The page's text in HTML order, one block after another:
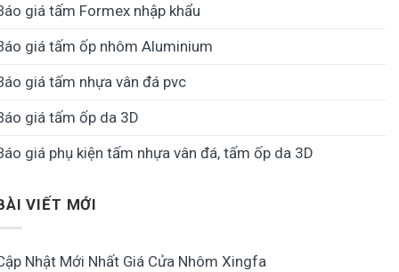
giá tấm Formex nhập khẩu
giá tấm ốp nhôm Aluminium
giá tấm nhựa vân đá pvc
giá tấm ốp da 3D
giá phụ kiện tấm nhựa vân đá, tấm ốp da 3D
VIẾT MỚI
Nhật Mới Nhất Giá Cửa Nhôm Xingfa